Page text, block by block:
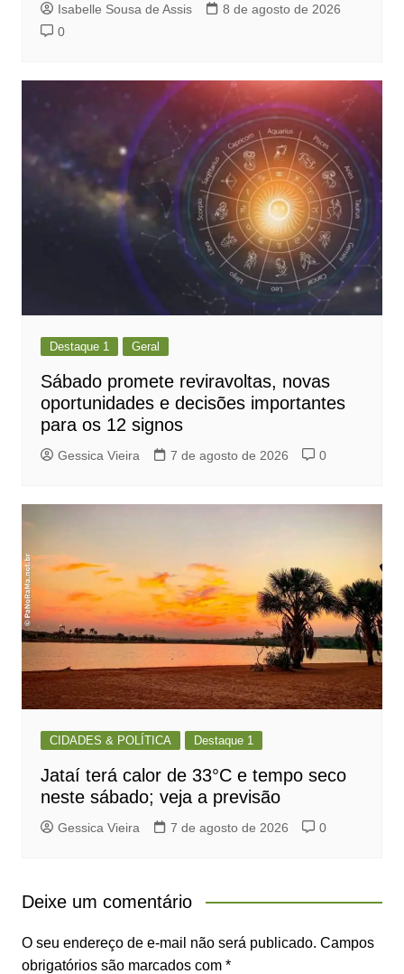
Isabelle Sousa de Assis
8 de agosto de 2026
0
Destaque 1 Geral
Sábado promete reviravoltas, novas
oportunidades e decisões importantes
para os 12 signos
Gessica Vieira 7 de agosto de 2026 0
CIDADES & POLÍTICA Destaque 1
Jataí terá calor de 33°C e tempo seco
neste sábado; veja a previsão
Gessica Vieira 7 de agosto de 2026 0
Deixe um comentário
O seu endereço de e-mail não será publicado. Campos
obrigatórios são marcados com *